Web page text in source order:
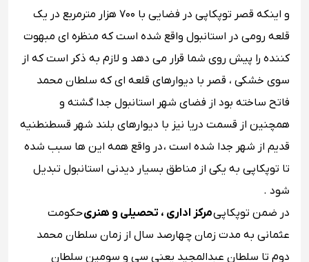
و اینکه قصر توپکاپی در فضایی با ۷۰۰ هزار مترمربع در یک
قلعه‌ رومی در استانبول واقع شده است که منظره ای مبهوت
کننده را پیش روی شما قرار می دهد و لازم به ذکر است که از
سوی خشکی ، قصر با دیوارهای قلعه ‌ای که سلطان محمد
فاتح ساخته بود از فضای شهر استانبول جدا گشته و
همچنین از قسمت دریا نیز با دیوارهای بلند شهر قسطنطنیه‌
قدیم از شهر جدا شده است ، در واقع همه این ها سبب شده
تا توپکاپی به یکی از مناطق بسیار دیدنی استانبول تبدیل
شود .
در ضمن توپکاپیمرکز اداری ، تحصیلی و هنریحکومت
عثمانی به مدت زمان چهارصد سال از زمان سلطان محمد
دوم تا سلطان عبدالمجید یعنی سی و سومین سلطان